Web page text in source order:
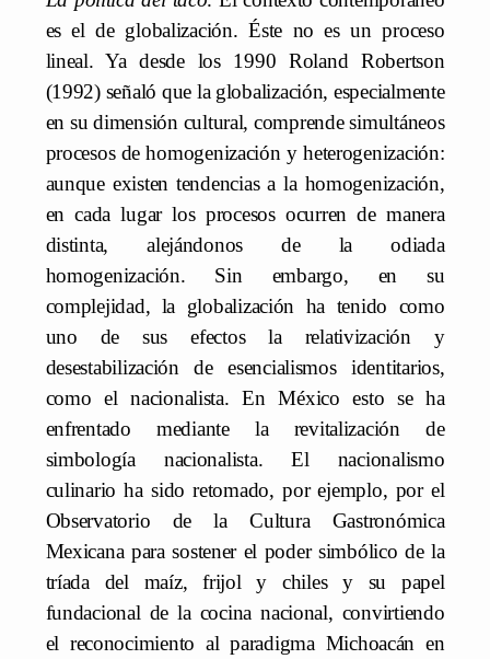
es el de globalización. Éste no es un proceso
lineal. Ya desde los 1990 Roland Robertson
(1992) señaló que la globalización, especialmente
en su dimensión cultural, comprende simultáneos
procesos de homogenización y heterogenización:
aunque existen tendencias a la homogenización,
en cada lugar los procesos ocurren de manera
distinta, alejándonos de la odiada
homogenización. Sin embargo, en su
complejidad, la globalización ha tenido como
uno de sus efectos la relativización y
desestabilización de esencialismos identitarios,
como el nacionalista. En México esto se ha
enfrentado mediante la revitalización de
simbología nacionalista. El nacionalismo
culinario ha sido retomado, por ejemplo, por el
Observatorio de la Cultura Gastronómica
Mexicana para sostener el poder simbólico de la
tríada del maíz, frijol y chiles y su papel
fundacional de la cocina nacional, convirtiendo
el reconocimiento al paradigma Michoacán en